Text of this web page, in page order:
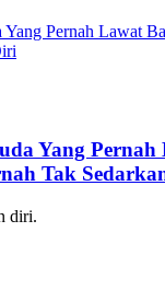
Yang
Tak
diri.